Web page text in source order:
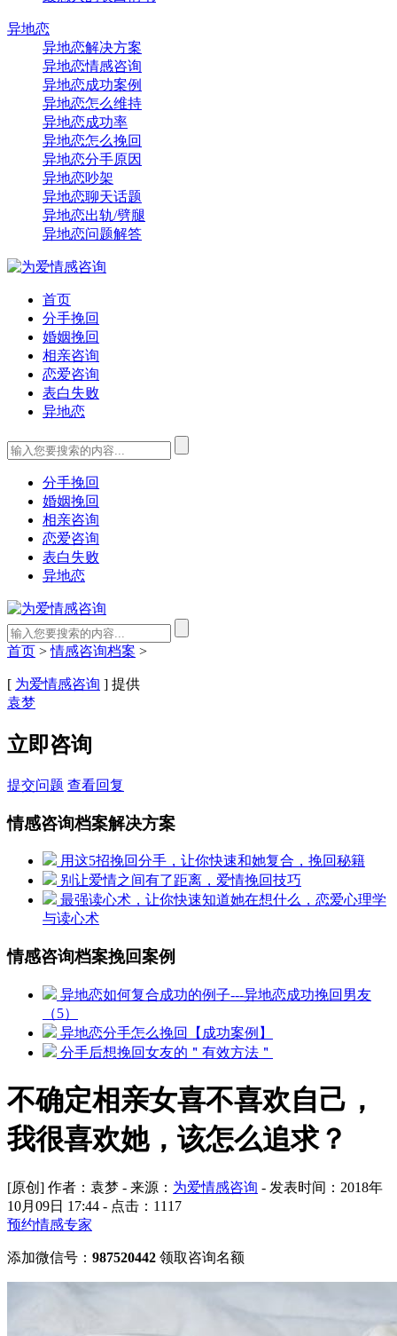
异地恋
异地恋解决方案
异地恋情感咨询
异地恋成功案例
异地恋怎么维持
异地恋成功率
异地恋怎么挽回
异地恋分手原因
异地恋吵架
异地恋聊天话题
异地恋出轨/劈腿
异地恋问题解答
首页
分手挽回
婚姻挽回
相亲咨询
恋爱咨询
表白失败
异地恋
分手挽回
婚姻挽回
相亲咨询
恋爱咨询
表白失败
异地恋
首页 >情感咨询档案 >
[ 为爱情感咨询 ] 提供
袁梦
立即咨询
提交问题 查看回复
情感咨询档案解决方案
用这5招挽回分手，让你快速和她复合，挽回秘籍
别让爱情之间有了距离，爱情挽回技巧
最强读心术，让你快速知道她在想什么，恋爱心理学
与读心术
情感咨询档案挽回案例
异地恋如何复合成功的例子---异地恋成功挽回男友
（5）
异地恋分手怎么挽回【成功案例】
分手后想挽回女友的＂有效方法＂
不确定相亲女喜不喜欢自己，
我很喜欢她，该怎么追求？
[原创] 作者：袁梦 - 来源： 为爱情感咨询 - 发表时间：2018年
10月09日 17:44 - 点击： 1117
预约情感专家
添加微信号： 987520442 领取咨询名额